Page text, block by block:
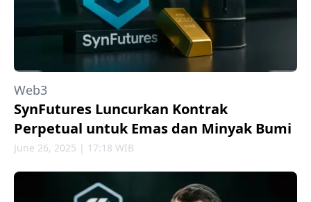
Web3
SynFutures Luncurkan Kontrak
Perpetual untuk Emas dan Minyak Bumi
June 26, 2025 | 17:18 WIB